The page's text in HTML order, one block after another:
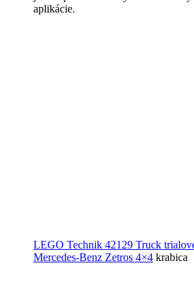
aplikácie.
LEGO Technik 42129 Truck
Mercedes-Benz Zetros 4×4 krabica